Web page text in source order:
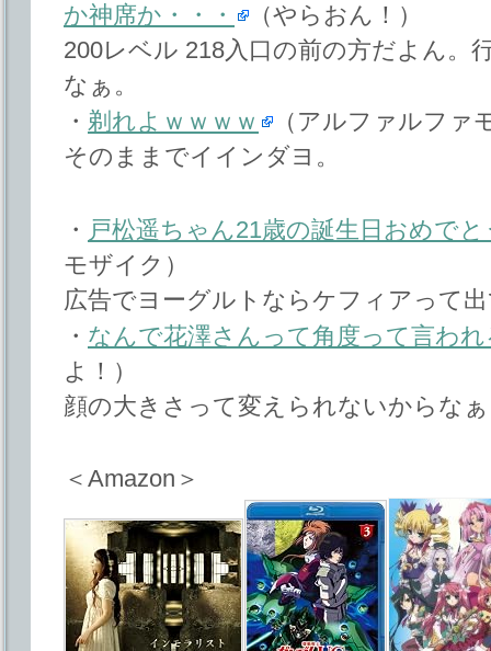
か神席か・・・
（やらおん！）
200レベル 218入口の前の方だよん。
なぁ。
・ 剃れよｗｗｗｗ
（アルファルファ
そのままでイインダヨ。
・ 戸松遥ちゃん21歳の誕生日おめでと
モザイク）
広告でヨーグルトならケフィアって
・ なんで花澤さんって角度って言わ
よ！）
顔の大きさって変えられないからな
＜Amazon＞